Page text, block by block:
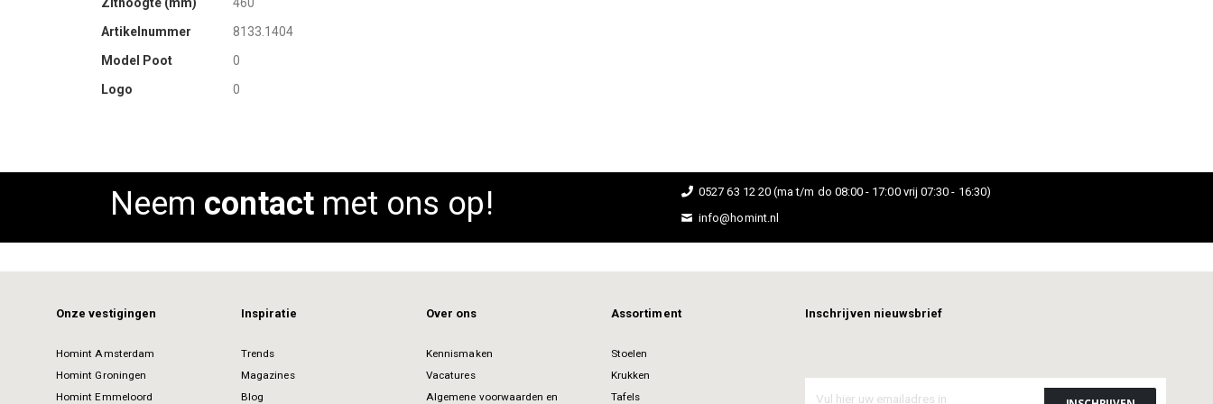
Artikelnummer
8133.1404
Model Poot
0
Logo
0
Neem contactmet ons op!
0527 63 12 20 (ma t/m do 08:00 - 17:00 vrij 07:30 - 16:30)
info@homint.nl
Onze vestigingen
Homint Amsterdam
Homint Groningen
Homint Emmeloord
Inspiratie
Trends
Magazines
Blog
Over ons
Kennismaken
Vacatures
Algemene voorwaarden en
Assortiment
Stoelen
Krukken
Tafels
Inschrijven nieuwsbrief